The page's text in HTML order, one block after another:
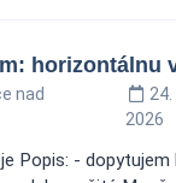
horizontálnu
nad
24.
2026
Popis: - dopytujem